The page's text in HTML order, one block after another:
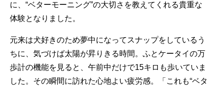
に、“ベターモーニング”の大切さを教えてくれる貴重な
体験となりました。
元来は犬好きのため夢中になってスナップをしているう
ちに、気づけば太陽が昇りきる時間。ふとケータイの万
歩計の機能を見ると、午前中だけで15キロも歩いていま
した。その瞬間に訪れた心地よい疲労感。「これも“ベタ